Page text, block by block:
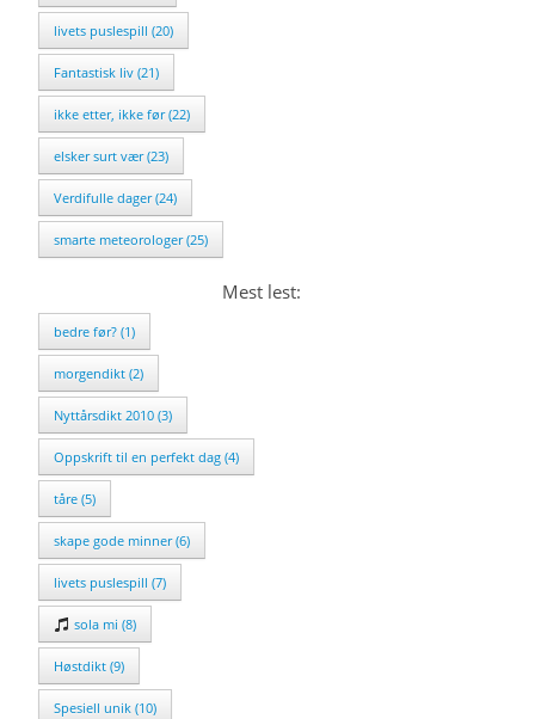
livets puslespill (20)
Fantastisk liv (21)
ikke etter, ikke før (22)
elsker surt vær (23)
Verdifulle dager (24)
smarte meteorologer (25)
Mest lest:
bedre før? (1)
morgendikt (2)
Nyttårsdikt 2010 (3)
Oppskrift til en perfekt dag (4)
tåre (5)
skape gode minner (6)
livets puslespill (7)
sola mi (8)
Høstdikt (9)
Spesiell unik (10)